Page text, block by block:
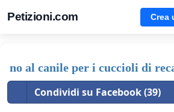
Petizioni.com Crea
no al canile per i cuccioli di
Condividi su Facebook (39)